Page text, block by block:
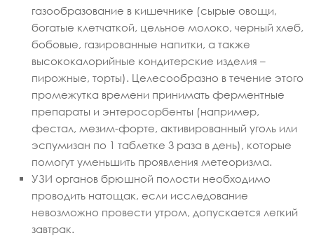
газообразование в кишечнике (сырые овощи,
богатые клетчаткой, цельное молоко, черный хлеб,
бобовые, газированные напитки, а также
высококалорийные кондитерские изделия –
пирожные, торты). Целесообразно в течение этого
промежутка времени принимать ферментные
препараты и энтеросорбенты (например,
фестал, мезим-форте, активированный уголь или
эспумизан по 1 таблетке 3 раза в день), которые
помогут уменьшить проявления метеоризма.
УЗИ органов брюшной полости необходимо
проводить натощак, если исследование
невозможно провести утром, допускается легкий
завтрак.